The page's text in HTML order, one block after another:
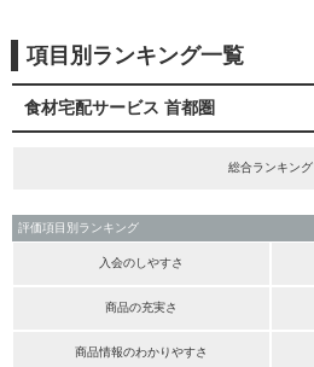
項目別ランキング一覧
食材宅配サービス 首都圏
総合ランキング
評価項目別ランキング
入会のしやすさ
商品の充実さ
商品情報のわかりやすさ